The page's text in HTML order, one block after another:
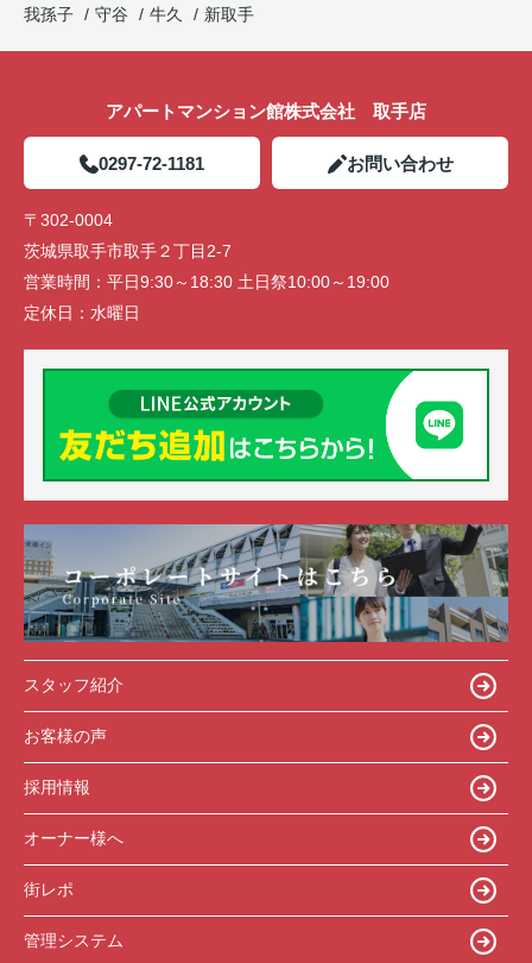
我孫子
守谷 牛久 新取手
アパートマンション館株式会社 取手店
0297-72-1181 お問い合わせ
〒302-0004
茨城県取手市取手２丁目2-7
営業時間： 平日9:30～18:30 土日祭10:00～19:00
定休日： 水曜日
スタッフ紹介
お客様の声
採用情報
オーナー様へ
街レポ
管理システム